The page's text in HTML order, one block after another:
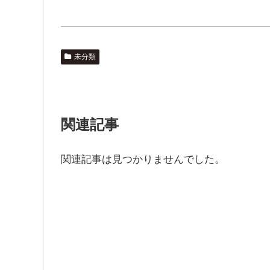
未分類
関連記事
関連記事は見つかりませんでした。